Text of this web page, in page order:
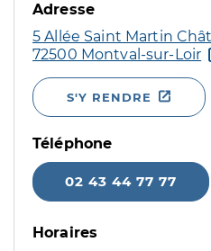
Adresse
5 Allée Saint Martin
72500 Montval-sur-Loir
S'Y RENDRE
Téléphone
02 43 44 77 77
Horaires